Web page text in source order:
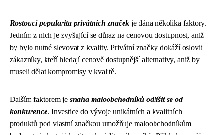
Rostoucí popularita privátních značek je dána několika faktory.
Jedním z nich je zvyšující se důraz na cenovou dostupnost, aniž
by bylo nutné slevovat z kvality. Privátní značky dokáží oslovit
zákazníky, kteří hledají cenově dostupnější alternativy, aniž by
museli dělat kompromisy v kvalitě.
Dalším faktorem je snaha maloobchodníků odlišit se od
konkurence. Investice do vývoje unikátních a kvalitních
produktů pod vlastní značkou umožňuje maloobchodníkům